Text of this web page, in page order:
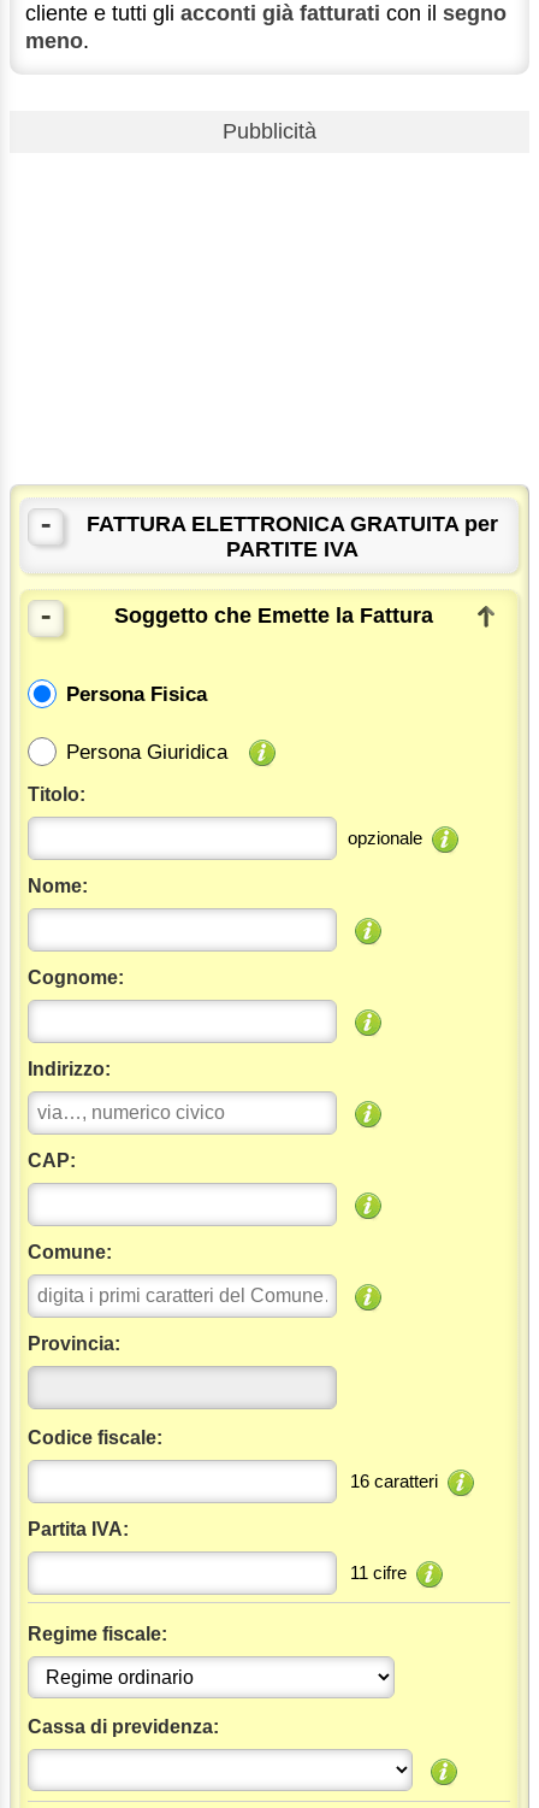
cliente e tutti gli acconti già fatturati con il segno
meno.
Pubblicità
-
FATTURA ELETTRONICA GRATUITA per
PARTITE IVA
- Soggetto che Emette la Fattura
Persona Fisica
Persona Giuridica
Titolo:
opzionale
Nome:
Cognome:
Indirizzo:
CAP:
Comune:
Provincia:
Codice fiscale:
16 caratteri
Partita IVA:
11 cifre
Regime fiscale:
Cassa di previdenza: